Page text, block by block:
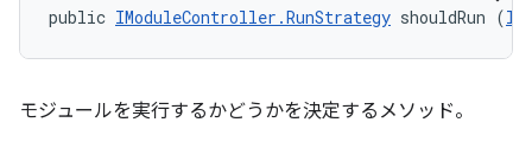
public IModuleController.RunStrategy shouldRun (
モジュールを実行するかどうかを決定するメソッド。